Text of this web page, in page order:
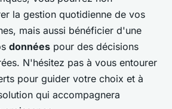
la gestion quotidienne de vos
mais aussi bénéficier d'une
données pour des décisions
N'hésitez pas à vous entourer
pour guider votre choix et à
qui accompagnera